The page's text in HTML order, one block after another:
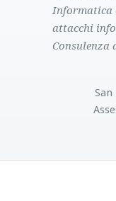
Informatica
attacchi
Consulenza